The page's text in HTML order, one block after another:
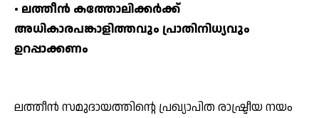
• ലത്തീന്‍ കത്തോലിക്കര്‍ക്ക്
അധികാരപങ്കാളിത്തവും പ്രാതിനിധ്യവും
ഉറപ്പാക്കണം
ലത്തീന്‍ സമുദായത്തിന്റെ പ്രഖ്യാപിത രാഷ്ട്രീയ നയം